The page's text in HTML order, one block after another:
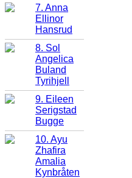
7. Anna
Ellinor
Hansrud
8. Sol
Angelica
Buland
Tyrihjell
9. Eileen
Serigstad
Bugge
10. Ayu
Zhafira
Amalia
Kynbråten